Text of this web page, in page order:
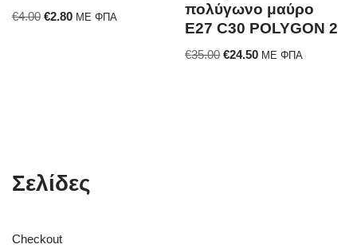
€4.00 €2.80 ΜΕ ΦΠΑ
πολύγωνο μαύρο
Ε27 C30 POLYGON 2
€35.00 €24.50 ΜΕ ΦΠΑ
Σελίδες
Checkout